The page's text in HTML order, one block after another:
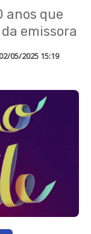
anos que
emissora
05/2025 15:19